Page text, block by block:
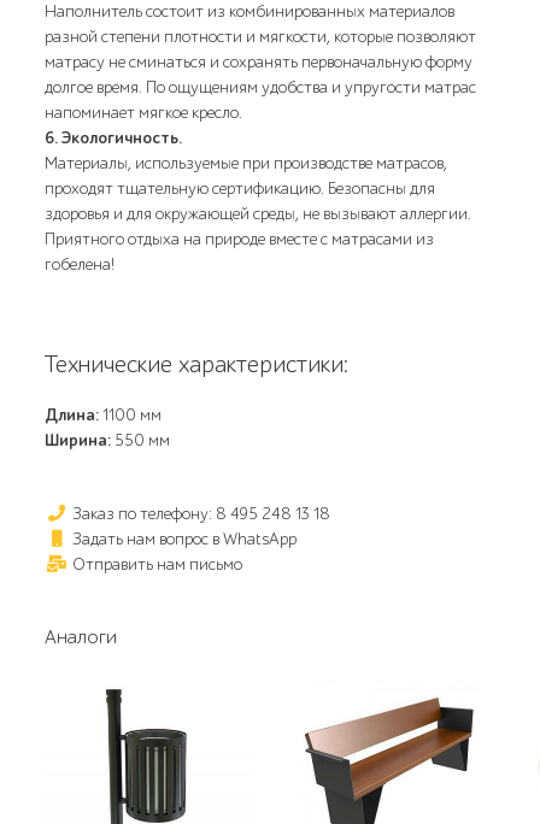
Наполнитель состоит из комбинированных материалов
разной степени плотности и мягкости, которые позволяют
матрасу не сминаться и сохранять первоначальную форму
долгое время. По ощущениям удобства и упругости матрас
напоминает мягкое кресло.
6. Экологичность.
Материалы, используемые при производстве матрасов,
проходят тщательную сертификацию. Безопасны для
здоровья и для окружающей среды, не вызывают аллергии.
Приятного отдыха на природе вместе с матрасами из
гобелена!
Технические характеристики:
Длина:1100 мм
Ширина: 550 мм
Заказ по телефону: 8 495 248 13 18
Задать нам вопрос в WhatsApp
Отправить нам письмо
Аналоги